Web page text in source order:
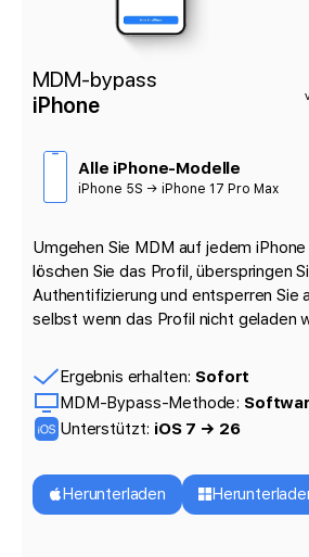
MDM-bypass
iPhone
Alle iPhone-Modelle
iPhone 5S → iPhone 17 Pro Max
Umgehen Sie MDM auf jedem
löschen Sie das Profil, überspringen
Authentifizierung und entsperren Sie
selbst wenn das Profil nicht geladen
Ergebnis erhalten: Sofort
MDM-Bypass-Methode:
Unterstützt: iOS 7 → 26
Herunterladen